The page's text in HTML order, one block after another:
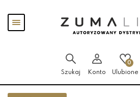
Pokaż
menu
Szukaj Konto
0
Ulubione